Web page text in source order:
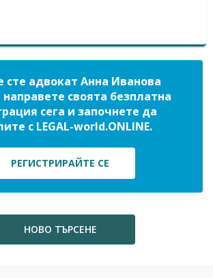
сте адвокат Анна Иванова
своята безплатна
сега и започнете да
с LEGAL-world.ONLINE.
РЕГИСТРИРАЙТЕ СЕ
НОВО ТЪРСЕНЕ